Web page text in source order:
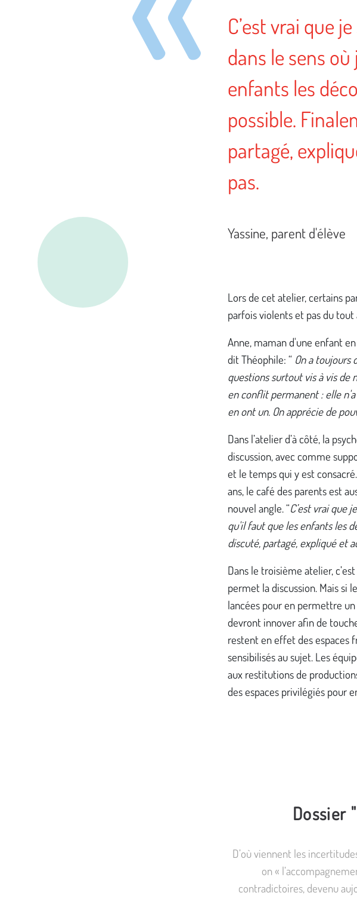
C’est vrai que
dans le sens
enfants les
possible.
partagé,
pas.
Yassine, parent d'élève
Lors de cet atelier, certains
parfois violents et pas du tout
Anne, maman d'une enfant
dit Théophile: “ On a toujours
questions surtout vis à vis de
en conflit permanent : elle
en ont un. On apprécie de
Dans l’atelier d’à côté, la
discussion, avec comme
et le temps qui y est
ans, le café des parents est
nouvel angle. “C’est vrai que
qu'il faut que les enfants les
discuté, partagé, expliqué et
Dans le troisième atelier,
permet la discussion. Mais si
lancées pour en permettre un
devront innover afin de
restent en effet des espaces
sensibilisés au sujet. Les
aux restitutions de
des espaces privilégiés pour
Dossier
D’où viennent les
on «
contradictoires, devenu